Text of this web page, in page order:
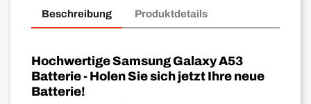
Beschreibung Produktdetails
Hochwertige Samsung Galaxy A53
Batterie - Holen Sie sich jetzt Ihre neue
Batterie!